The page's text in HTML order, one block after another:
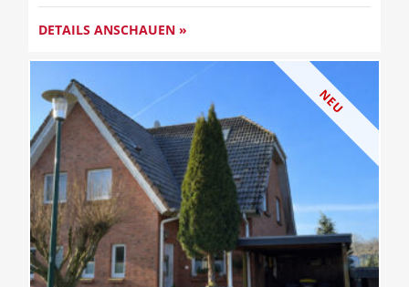
DETAILS ANSCHAUEN »
NEU